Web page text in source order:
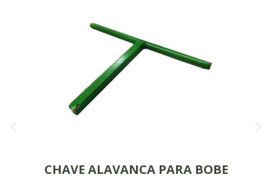
CHAVE ALAVANCA PARA BOBE